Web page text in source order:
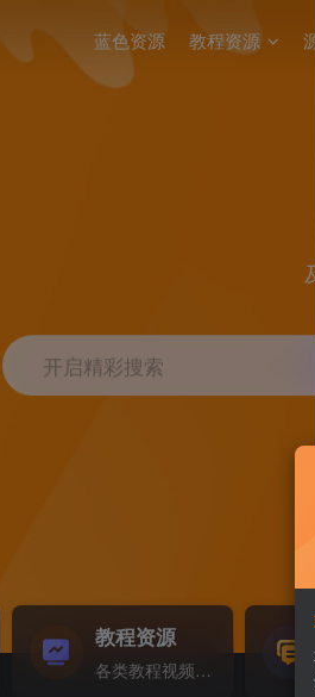
蓝色资源 教程资源
开启精彩搜索
教程资源
各类教程视频音频等资源...